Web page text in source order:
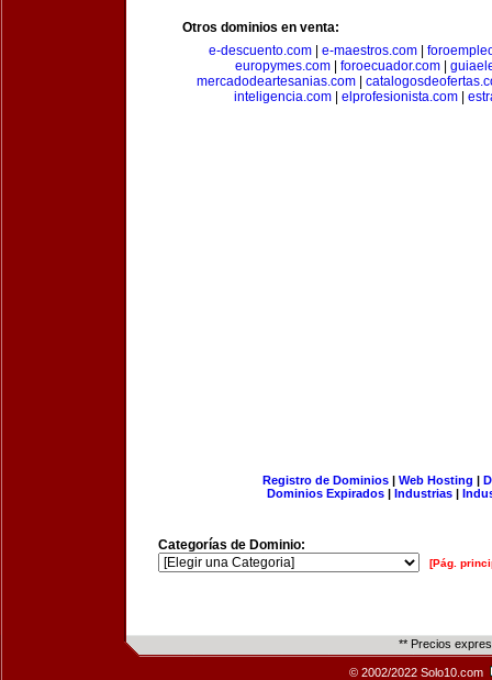
Otros dominios en venta:
e-descuento.com| e-maestros.com|
europymes.com| foroecuador.com|
mercadodeartesanias.com
inteligencia.com| elprofesionista.com|
Registro de Dominios| Web Hosting |
Dominios Expirados | Industrias |
Categorías de Dominio:
[Pág.
** Precios
© 2002/2022 Solo10.com